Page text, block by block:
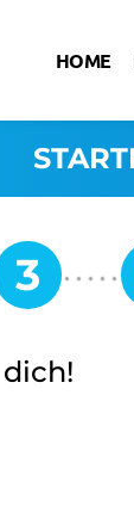
HOME